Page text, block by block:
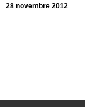
28 novembre 2012